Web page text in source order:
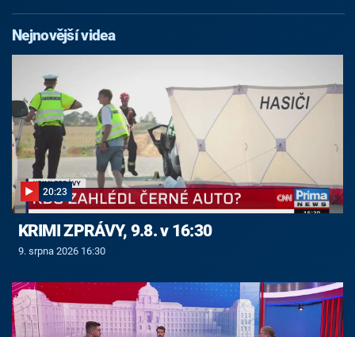
Nejnovější videa
20:23
KRIMI ZPRÁVY, 9.8. v 16:30
9. srpna 2026 16:30